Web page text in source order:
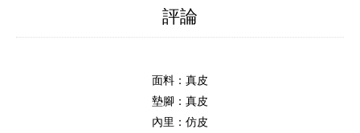
評論
面料：真皮
墊腳：真皮
內里：仿皮